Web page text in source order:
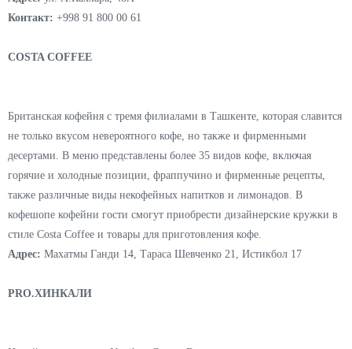
обстановкой и различными блюдами, объединенных концепцией
домашней кухни. В меню пицца, стейки, блюда из печи.
Присутствуют и вегетарианские блюда.
Адрес:ул. А.Каххара, 48А
Контакт:+998 91 800 00 61
COSTA COFFEE
Британская кофейня с тремя филиалами в Ташкенте, которая славится